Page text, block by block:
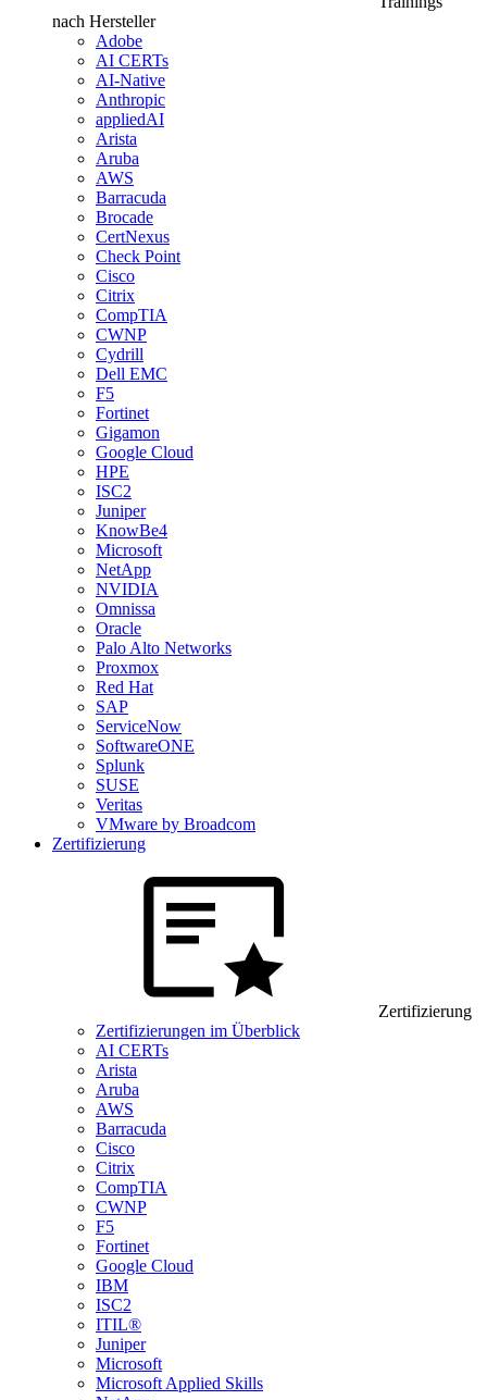
nach Hersteller
Adobe
AI CERTs
AI-Native
Anthropic
appliedAI
Arista
Aruba
AWS
Barracuda
Brocade
CertNexus
Check Point
Cisco
Citrix
CompTIA
CWNP
Cydrill
Dell EMC
F5
Fortinet
Gigamon
Google Cloud
HPE
ISC2
Juniper
KnowBe4
Microsoft
NetApp
NVIDIA
Omnissa
Oracle
Palo Alto Networks
Proxmox
Red Hat
SAP
ServiceNow
SoftwareONE
Splunk
SUSE
Veritas
VMware by Broadcom
Zertifizierung
Zertifizierung
Zertifizierungen im Überblick
AI CERTs
Arista
Aruba
AWS
Barracuda
Cisco
Citrix
CompTIA
CWNP
F5
Fortinet
Google Cloud
IBM
ISC2
ITIL®
Juniper
Microsoft
Microsoft Applied Skills